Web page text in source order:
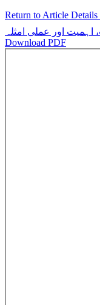
Return to Article Details
Download PDF